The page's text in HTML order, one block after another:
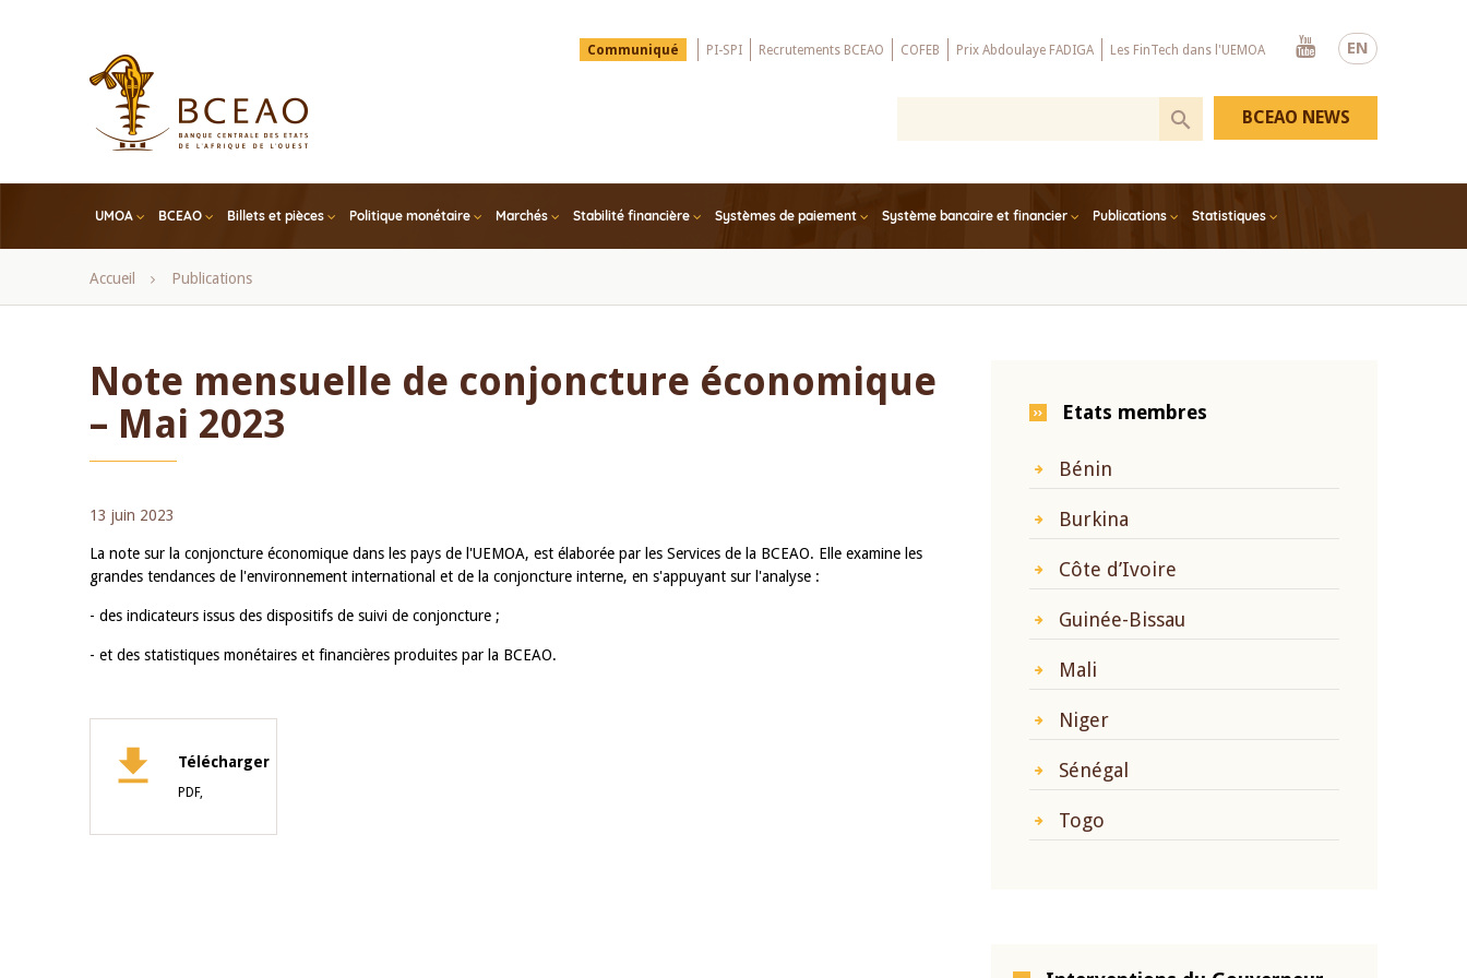
EN
Menu
Top
Communiqué PI-SPI Recrutements BCEAO COFEB Prix Abdoulaye FADIGA Les FinTech dans l'UEMOA
Youtube
UMOA BCEAO Billets et pièces Politique monétaire Marchés Stabilité financière Systèmes de paiement Système bancaire et financier Publications Statistiques
BCEAO NEWS
Fil
Accueil Publications
Note mensuelle de conjoncture économique
– Mai 2023
13 juin 2023
La note sur la conjoncture économique dans les pays de l'UEMOA, est élaborée par les Services de la BCEAO. Elle examine les
grandes tendances de l'environnement international et de la conjoncture interne, en s'appuyant sur l'analyse :
- des indicateurs issus des dispositifs de suivi de conjoncture ;
- et des statistiques monétaires et financières produites par la BCEAO.
Télécharger
PDF,
Etats membres
Bénin
Burkina
Côte d’Ivoire
Guinée-Bissau
Mali
Niger
Sénégal
Togo